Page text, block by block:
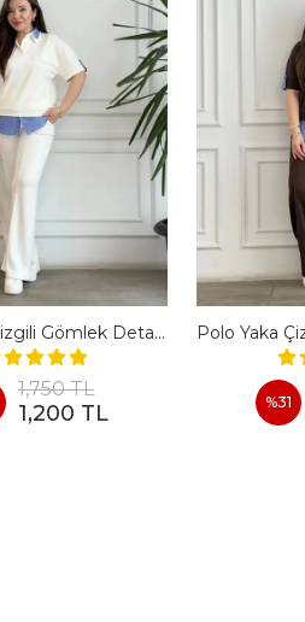
Polo Yaka Çizgili Gömlek Detaylı Kısa Kollu Takım - BEYAZ
1,750 TL
1,200 TL %31